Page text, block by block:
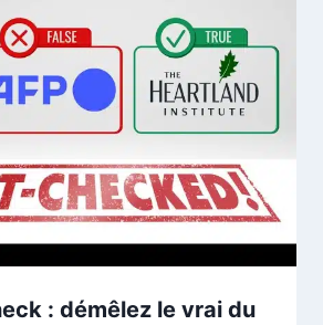
: démêlez le vrai du